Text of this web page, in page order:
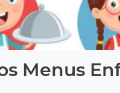
Menus